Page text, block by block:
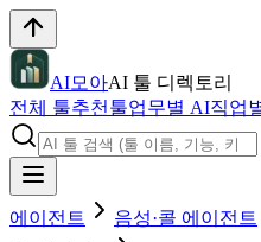
AI모아AI 툴 디렉토리
전체 툴추천툴업무별 AI직업
에이전트 음성·콜 에이전트